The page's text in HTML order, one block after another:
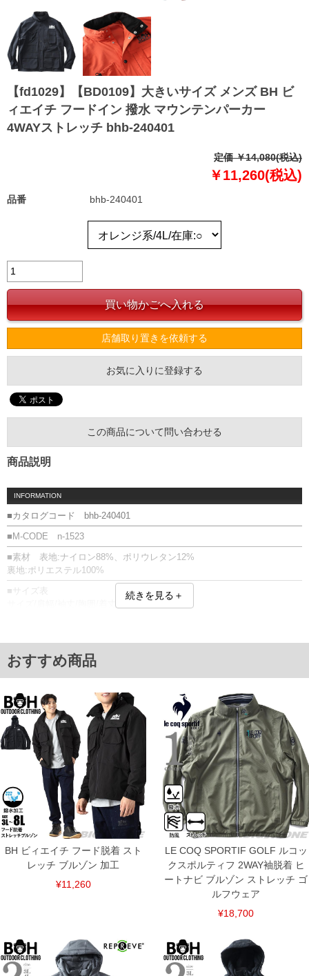
【fd1029】【BD0109】大きいサイズ メンズ BH ビ
ィエイチ フードイン 撥水 マウンテンパーカー
4WAYストレッチ bhb-240401
定価 ￥14,080(税込)
￥11,260(税込)
品番 bhb-240401
店舗取り置きを依頼する
お気に入りに登録する
この商品について問い合わせる
商品説明
INFORMATION
■カタログコード bhb-240401
■M-CODE n-1523
■素材 表地:ナイロン88%、ポリウレタン12%
裏地:ポリエステル100%
■サイズ表
サイズ/肩幅/袖丈/胸囲/着丈
5L/58/68/156/82.5
6L/60/69/166/84.5
8L/64/71/186/88.5
※【返品交換について】
返品交換希望の方は、商品到着後1週間以内にご連絡ください。
下着(肌着)やワイシャツは商品の性質上、返品交換不可とさせて頂いております。予め
ご了承くださいませ。
※【ボトムの裾上げをご希望の場合】
裾上げ料金は500円+税となります。
備考欄に股下●cmとご記入下さい。（裾上げ無料対象商品は1本につき税込6,000円以
上の品が対象。1本5,999円以下の商品は有料（500円+税）となります。）
出荷まで約1週間～20日間程お時間を頂く場合がございます。
尚、裾上げした商品は返品・交換不可となりますので、予めご了承下さい。
一部、お直しに対応出来ない商品がございます。(例：裾にファスナーや調節ひもが付
いている、極端なデザインが施されている等)
※商品によって若干のサイズの誤差がございます。また、お客様がご使用の環境（コ
ンピュータ画面）によって、商品の色味が若干異なる場合がございます。予めご了承
ください。
※当店での掲載商品は、実店鋪と在庫を共用しておりますので店頭での売り違い、店
舗からのお取り寄せ等により、お客様にご迷惑をお掛けしてしまう場合がございま
ITEM INTRODUCTION
続きを見る＋
おすすめ商品
BH ビィエイチ フード脱着 スト
レッチ ブルゾン 加工
¥11,260
LE COQ SPORTIF GOLF ルコッ
クスポルティフ 2WAY袖脱着 ヒ
ートナビ ブルゾン ストレッチ ゴ
ルフウェア
¥18,700